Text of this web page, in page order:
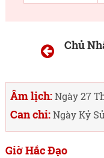
Chủ
Âm lịch:Ngày 27
Can chi:Ngày Kỷ
Giờ Hắc Đạo